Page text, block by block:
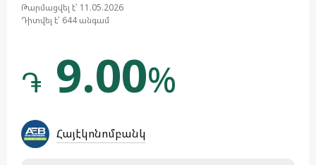
Թարմացվել է՝ 11.05.2026
Դիտվել է՝ 644 անգամ
֏ 9.00%
Հայէկոնոմբանկ